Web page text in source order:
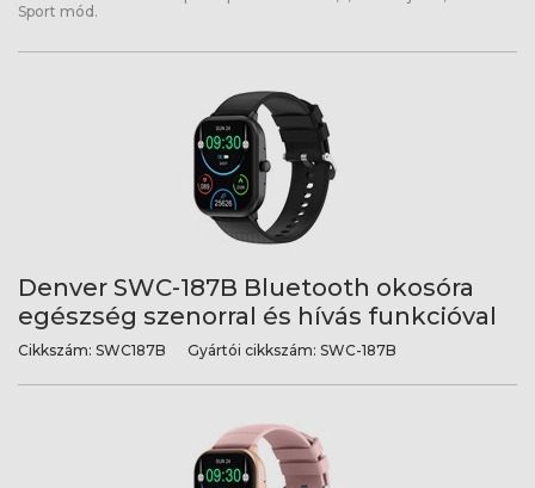
Sport mód.
Denver SWC-187B Bluetooth okosóra
egészség szenorral és hívás funkcióval
Cikkszám: SWC187B Gyártói cikkszám: SWC-187B